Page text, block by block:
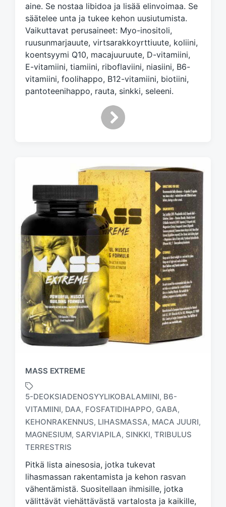
t
h
aine. Se nostaa libidoa ja lisää elinvoimaa. Se
säätelee unta ja tukee kehon uusiutumista.
Vaikuttavat perusaineet: Myo-inositoli,
ruusunmarjauute, virtsarakkoyrttiuute, koliini,
koentsyymi Q10, macajuuruute, D-vitamiini,
E-vitamiini, tiamiini, riboflaviini, niasiini, B6-
vitamiini, foolihappo, B12-vitamiini, biotiini,
pantoteenihappo, rauta, sinkki, seleeni.
MASS EXTREME
T
a
g
e
d
w
5-DEOKSIADENOSYYLIKOBALAMIINI, B6-
VITAMIINI, DAA, FOSFATIDIHAPPO, GABA,
KEHONRAKENNUS, LIHASMASSA, MACA JUURI,
MAGNESIUM, SARVIAPILA, SINKKI, TRIBULUS
TERRESTRIS
Pitkä lista ainesosia, jotka tukevat
lihasmassan rakentamista ja kehon rasvan
vähentämistä. Suositellaan ihmisille, jotka
välittävät viehättävästä vartalosta ja kaikille,